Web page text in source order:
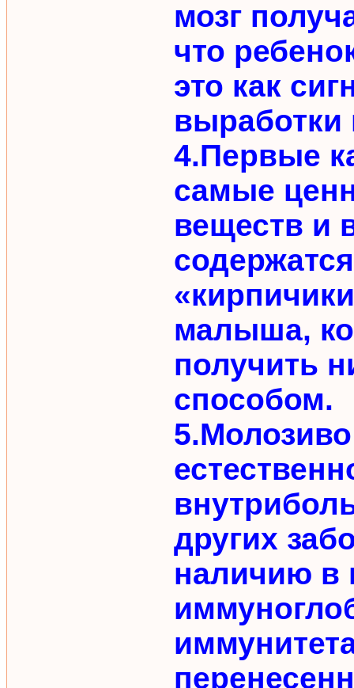
мозг
что
это как
выработки
4.Первые
самые
веществ и
малыша,
получить
способом.
других
наличию в